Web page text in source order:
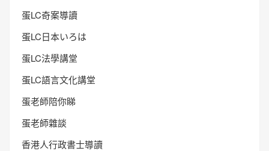
蛋LC奇案導讀
蛋LC日本いろは
蛋LC法學講堂
蛋LC語言文化講堂
蛋老師陪你睇
蛋老師雜談
香港人行政書士導讀